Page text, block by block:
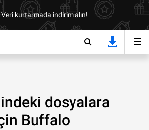
Veri kurtarmada indirim alın!
dosyalara
Buffalo